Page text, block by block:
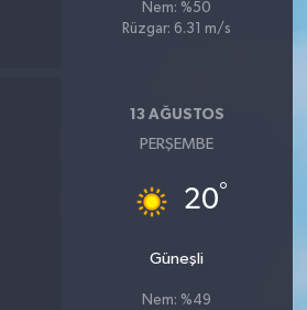
Nem: %50
Rüzgar: 6.31 m/s
13 AĞUSTOS
PERŞEMBE
20°
Güneşli
Nem: %49